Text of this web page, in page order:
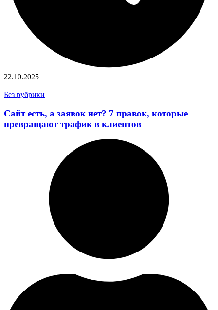
22.10.2025
Без рубрики
Сайт есть, а заявок нет? 7 правок, которые
превращают трафик в клиентов